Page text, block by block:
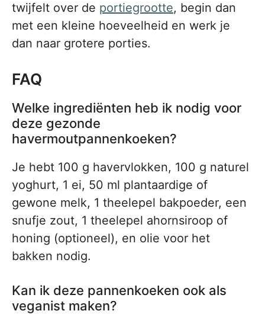
twijfelt over de portiegrootte, begin dan
met een kleine hoeveelheid en werk je
dan naar grotere porties.
FAQ
Welke ingrediënten heb ik nodig voor
deze gezonde
havermoutpannenkoeken?
Je hebt 100 g havervlokken, 100 g naturel
yoghurt, 1 ei, 50 ml plantaardige of
gewone melk, 1 theelepel bakpoeder, een
snufje zout, 1 theelepel ahornsiroop of
honing (optioneel), en olie voor het
bakken nodig.
Kan ik deze pannenkoeken ook als
veganist maken?